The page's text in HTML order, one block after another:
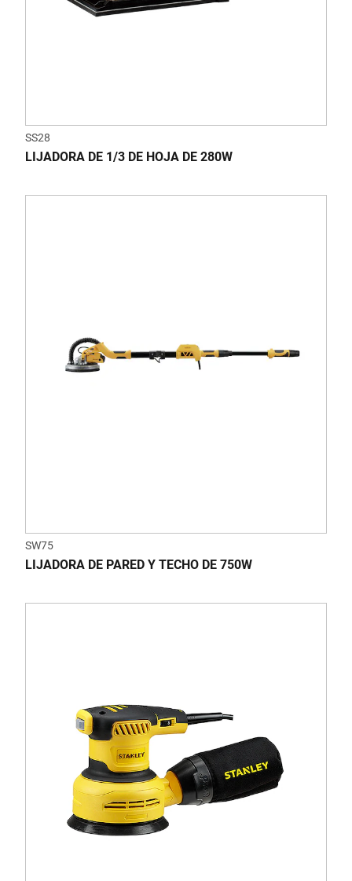
SS28
LIJADORA DE 1/3 DE HOJA DE 280W
SW75
LIJADORA DE PARED Y TECHO DE 750W